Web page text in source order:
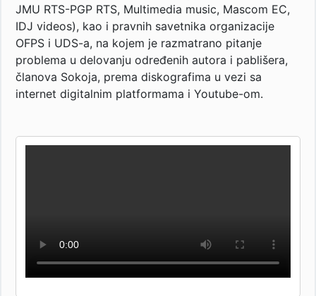
JMU RTS-PGP RTS, Multimedia music, Mascom EC,
IDJ videos), kao i pravnih savetnika organizacije
OFPS i UDS-a, na kojem je razmatrano pitanje
problema u delovanju određenih autora i pablišera,
članova Sokoja, prema diskografima u vezi sa
internet digitalnim platformama i Youtube-om.